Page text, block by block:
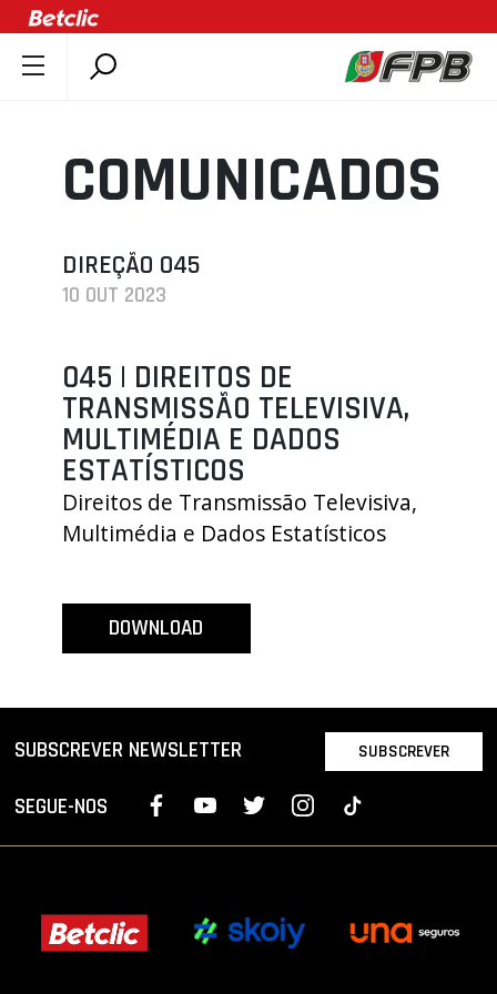
DOCUMENTOS
ÚLTIMAS
ASSOCIAÇÕES
CLUBES
AGENDA
SELEÇÕES
MINIBASQUETE
ÁREA TÉCNICA
PROJETOS
LIGA BETCLIC FEMININA
COMUNICADOS
DIREÇÃO 045
10 OUT 2023
045 | DIREITOS DE
TRANSMISSÃO TELEVISIVA,
MULTIMÉDIA E DADOS
ESTATÍSTICOS
Direitos de Transmissão Televisiva,
Multimédia e Dados Estatísticos
DOWNLOAD
SUBSCREVER NEWSLETTER SUBSCREVER
SEGUE-NOS